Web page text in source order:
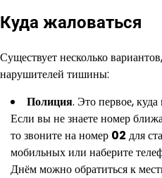
Куда жаловаться
Существует несколько
нарушителей тишины:
Полиция. Это первое,
Если вы не знаете номер
то звоните на номер 02 для
мобильных или наберите
Днём можно обратиться к